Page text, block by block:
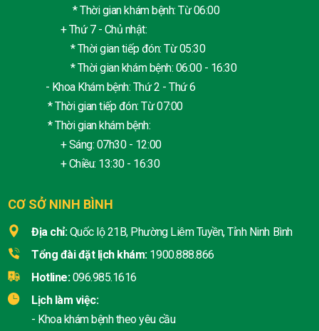
* Thời gian khám bệnh: Từ 06:00
+ Thứ 7 - Chủ nhật:
* Thời gian tiếp đón: Từ 05:30
* Thời gian khám bệnh: 06:00 - 16:30
- Khoa Khám bệnh: Thứ 2 - Thứ 6
* Thời gian tiếp đón: Từ 07:00
* Thời gian khám bệnh:
+ Sáng: 07h30 - 12:00
+ Chiều: 13:30 - 16:30
CƠ SỞ NINH BÌNH
Địa chỉ: Quốc lộ 21B, Phường Liêm Tuyền, Tỉnh Ninh Bình
Tổng đài đặt lịch khám: 1900.888.866
Hotline: 096.985.1616
Lịch làm việc:
- Khoa khám bệnh theo yêu cầu